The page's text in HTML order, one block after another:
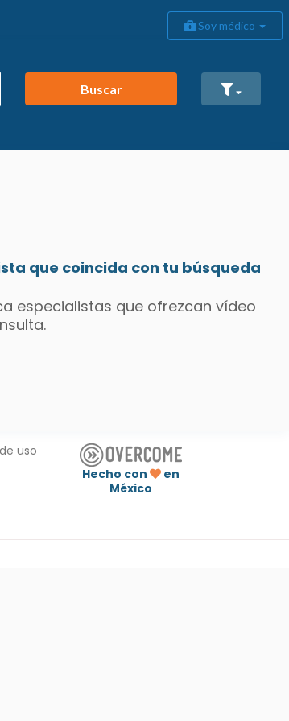
Soy médico
Buscar
que coincida con tu búsqueda
especialistas que ofrezcan vídeo
uso
Hecho con
en
México